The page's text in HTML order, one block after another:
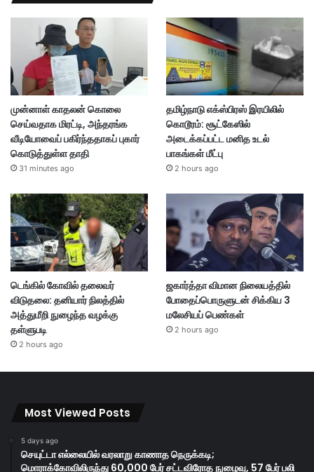
முன்னாள் காதலன் கொலை
செய்வதாக மிரட்டி, அந்தரங்க
வீடியோவைப் பகிர்ந்ததாகப் புகார்
கொடுத்துள்ள தாதி
31 minutes ago
தமிழ்நாடு எக்ஸ்பிரஸ் இரயிலில்
கொடூரம்: சூட்கேஸில்
அடைக்கப்பட்ட மனித உடல்
பாகங்கள் மீட்பு
2 hours ago
டெங்கில் கோவில் தலைவர்
விடுதலை: தனியார் நிலத்தில்
அத்துமீறி நுழைந்த வழக்கு
தள்ளுபடி
2 hours ago
ஜகார்த்தா விமான நிலையத்தில்
போதைப்பொருளுடன் சிக்கிய 3
மலேசியப் பெண்கள்
2 hours ago
Most Viewed Posts
5 days ago
செயுட்டா எல்லையில் வரலாறு காணாத நெருக்கடி;
மொராக்கோவிலிருந்து 60,000 பேர் சட்டவிரோத நுழைவு, 57 பேர் பலி